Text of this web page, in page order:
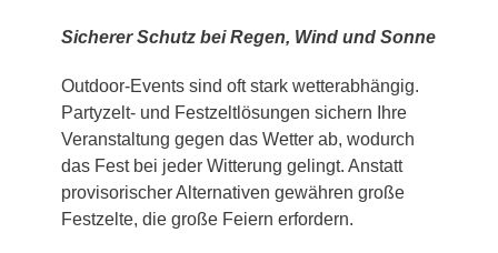
Sicherer Schutz bei Regen, Wind und Sonne
Outdoor-Events sind oft stark wetterabhängig.
Partyzelt- und Festzeltlösungen sichern Ihre
Veranstaltung gegen das Wetter ab, wodurch
das Fest bei jeder Witterung gelingt. Anstatt
provisorischer Alternativen gewähren große
Festzelte, die große Feiern erfordern.